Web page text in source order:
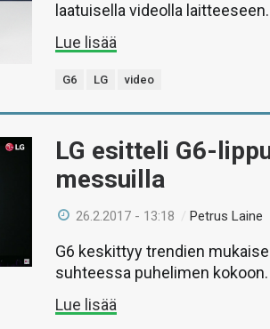
laatuisella videolla laitteeseen.
Lue lisää
G6 LG video
LG esitteli G6-
messuilla
26.2.2017 - 13:18 /Petrus Laine
G6 keskittyy trendien
suhteessa puhelimen kokoon.
Lue lisää